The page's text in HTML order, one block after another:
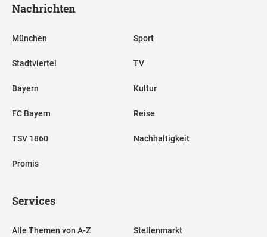
Nachrichten
München
Stadtviertel
Bayern
FC Bayern
TSV 1860
Promis
Sport
TV
Kultur
Reise
Nachhaltigkeit
Services
Alle Themen von A-Z Stellenmarkt